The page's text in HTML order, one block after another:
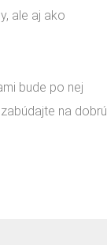
ale aj ako
bude po nej
na dobrú